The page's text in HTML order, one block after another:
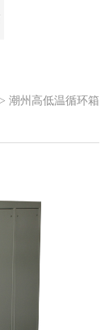
> 潮州高低温循环箱